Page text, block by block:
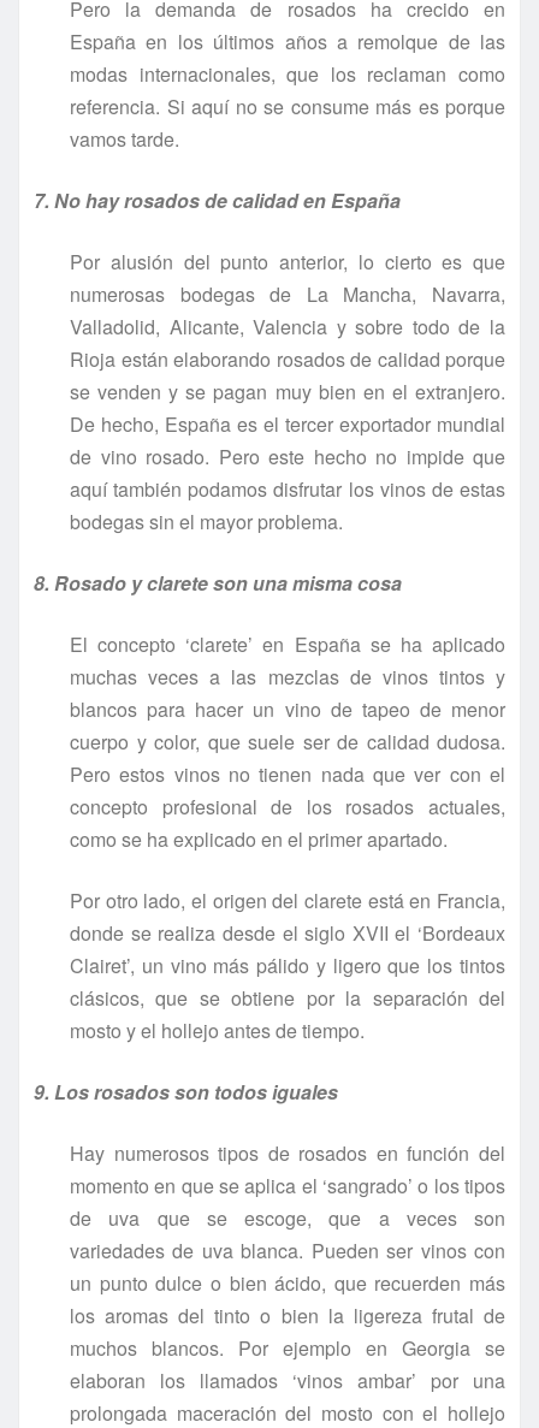
Pero la demanda de rosados ha crecido en
España en los últimos años a remolque de las
modas internacionales, que los reclaman como
referencia. Si aquí no se consume más es porque
vamos tarde.
7. No hay rosados de calidad en España
Por alusión del punto anterior, lo cierto es que
numerosas bodegas de La Mancha, Navarra,
Valladolid, Alicante, Valencia y sobre todo de la
Rioja están elaborando rosados de calidad porque
se venden y se pagan muy bien en el extranjero.
De hecho, España es el tercer exportador mundial
de vino rosado. Pero este hecho no impide que
aquí también podamos disfrutar los vinos de estas
bodegas sin el mayor problema.
8. Rosado y clarete son una misma cosa
El concepto ‘clarete’ en España se ha aplicado
muchas veces a las mezclas de vinos tintos y
blancos para hacer un vino de tapeo de menor
cuerpo y color, que suele ser de calidad dudosa.
Pero estos vinos no tienen nada que ver con el
concepto profesional de los rosados actuales,
como se ha explicado en el primer apartado.
Por otro lado, el origen del clarete está en Francia,
donde se realiza desde el siglo XVII el ‘Bordeaux
Clairet’, un vino más pálido y ligero que los tintos
clásicos, que se obtiene por la separación del
mosto y el hollejo antes de tiempo.
9. Los rosados son todos iguales
Hay numerosos tipos de rosados en función del
momento en que se aplica el ‘sangrado’ o los tipos
de uva que se escoge, que a veces son
variedades de uva blanca. Pueden ser vinos con
un punto dulce o bien ácido, que recuerden más
los aromas del tinto o bien la ligereza frutal de
muchos blancos. Por ejemplo en Georgia se
elaboran los llamados ‘vinos ambar’ por una
prolongada maceración del mosto con el hollejo